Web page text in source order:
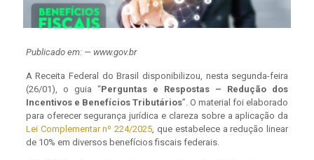
Publicado em: — www.gov.br
A Receita Federal do Brasil disponibilizou, nesta segunda-feira
(26/01), o guia “Perguntas e Respostas – Redução dos
Incentivos e Benefícios Tributários”. O material foi elaborado
para oferecer segurança jurídica e clareza sobre a aplicação da
Lei Complementar nº 224/2025, que estabelece a redução linear
de 10% em diversos benefícios fiscais federais.